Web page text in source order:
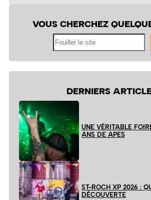
VOUS CHERCHEZ
DERNIERS
UNE VÉRITABLE
ANS DE APES
ST-ROCH XP 2026 :
DÉCOUVERTE